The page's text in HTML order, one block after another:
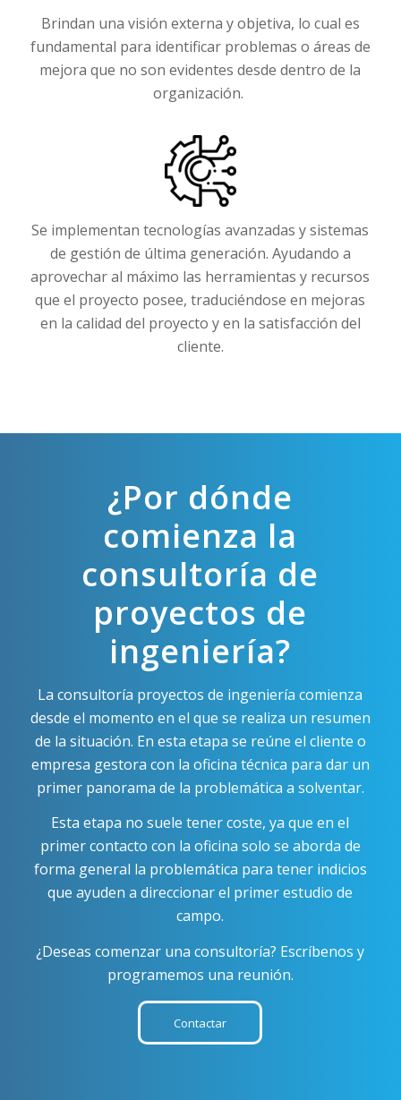
Brindan una visión externa y objetiva, lo cual es
fundamental para identificar problemas o áreas de
mejora que no son evidentes desde dentro de la
organización.
Se implementan tecnologías avanzadas y sistemas
de gestión de última generación. Ayudando a
aprovechar al máximo las herramientas y recursos
que el proyecto posee, traduciéndose en mejoras
en la calidad del proyecto y en la satisfacción del
cliente.
¿Por dónde
comienza la
consultoría de
proyectos de
ingeniería?
La consultoría proyectos de ingeniería comienza
desde el momento en el que se realiza un resumen
de la situación. En esta etapa se reúne el cliente o
empresa gestora con la oficina técnica para dar un
primer panorama de la problemática a solventar.
Esta etapa no suele tener coste, ya que en el
primer contacto con la oficina solo se aborda de
forma general la problemática para tener indicios
que ayuden a direccionar el primer estudio de
campo.
¿Deseas comenzar una consultoría? Escríbenos y
programemos una reunión.
Contactar